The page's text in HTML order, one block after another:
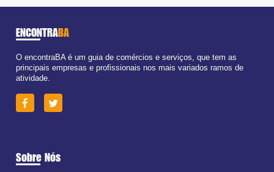
ENCONTRABA
O encontraBA é um guia de comércios e serviços, que tem as
principais empresas e profissionais nos mais variados ramos de
atividade.
Sobre Nós